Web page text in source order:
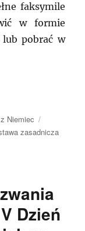
faksymile
w formie
pobrać w
Niemiec
zasadnicza
Dzień